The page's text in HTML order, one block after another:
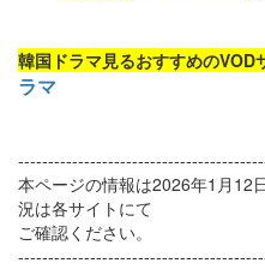
韓国ドラマ見るおすすめのVOD
ラマ
本ページの情報は2026年1月12
況は各サイトにて
ご確認ください。